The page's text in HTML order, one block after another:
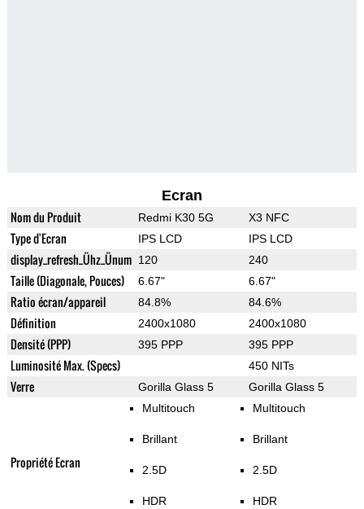
Ecran
Nom du Produit Redmi K30 5G X3 NFC
Type d'Ecran IPS LCD IPS LCD
display_refresh_Ühz_Ünum 120 240
Taille (Diagonale, Pouces) 6.67" 6.67"
Ratio écran/appareil 84.8% 84.6%
Définition 2400x1080 2400x1080
Densité (PPP) 395 PPP 395 PPP
Luminosité Max. (Specs) 450 NITs
Verre Gorilla Glass 5 Gorilla Glass 5
Propriété Ecran
Multitouch
Brillant
2.5D
HDR
Multitouch
Brillant
2.5D
HDR